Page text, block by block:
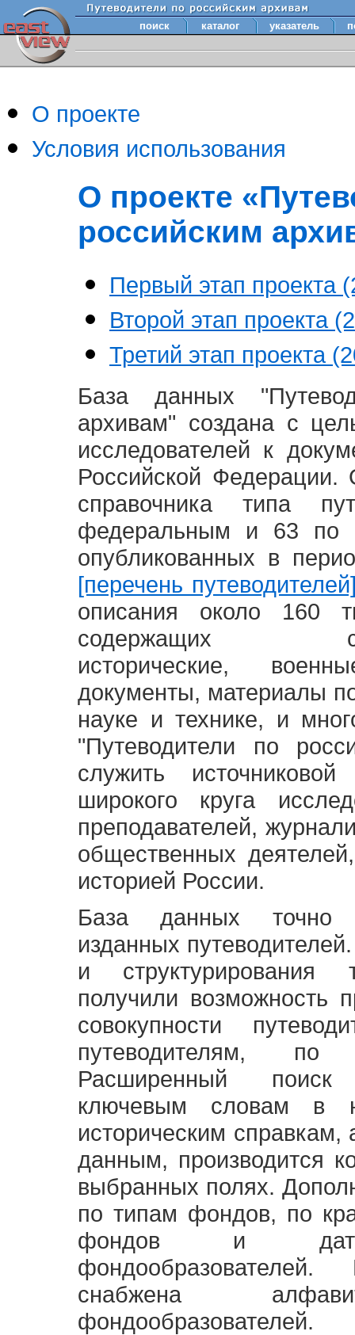
поиск каталог указатель
О проекте
Условия использования
О проекте
российским
Первый этап проекта
Второй этап проекта
Третий этап проекта
База данных
архивам" создана с
исследователей к
Российской
справочника типа
федеральным и 63 по
опубликованных в
[перечень
описания около 160
содержащих
исторические,
документы, материалы
науке и технике, и
"Путеводители по
служить
широкого круга
преподавателей,
общественных
историей России.
База данных точно
изданных
и структурирования
получили возможность
совокупности
путеводителям,
Расширенный
ключевым словам в
историческим
данным, производится
выбранных полях.
по типам фондов, по
фондов и
снабжена
фондообразователей.